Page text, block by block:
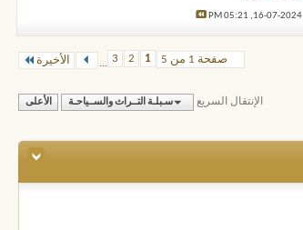
16-07-2024,
05:21 PM
صفحة 1 من 5 1
2
3
... الأخيرة
الإنتقال السريع سـبلـة التــراث والســياحـة الأعلى